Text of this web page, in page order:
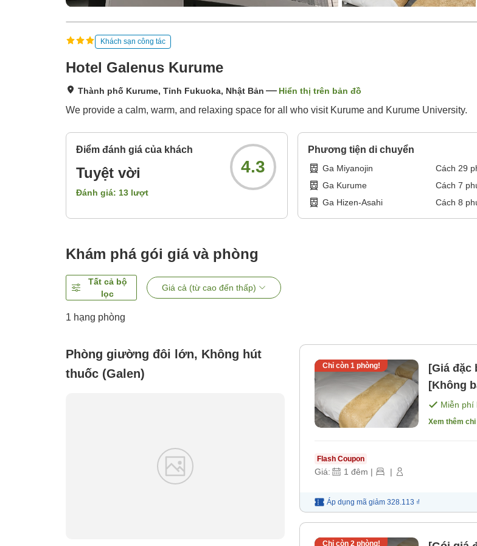
Khách sạn công tác
Hotel Galenus Kurume
Thành phố Kurume, Tỉnh Fukuoka, Nhật Bản Hiển thị trên bản đồ
We provide a calm, warm, and relaxing space for all who visit Kurume and Kurume University.
Điểm đánh giá của khách
Tuyệt vời
Đánh giá: 13 lượt
4.3
Phương tiện di chuyển
Ga Miyanojin Cách 29
Ga Kurume
Cách 7
Ga Hizen-Asahi
Cách 8
Khám phá gói giá và phòng
Tất cả bộ
lọc
Giá cả (từ cao đến thấp)
1 hạng phòng
Phòng giường đôi lớn, Không hút
thuốc (Galen)
Chỉ còn 1phòng!
[Giá đặc
[Không
Miễn phí
Xem thêm
Flash Coupon
Giá: 1 đêm | |
Áp dụng mã giảm 328.113 ₫
Chỉ còn 2phòng!